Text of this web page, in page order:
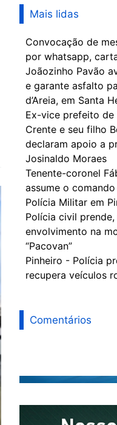
Mais lidas
Convocação de
por whatsapp,
Joãozinho Pavão
e garante asfalto
d’Areia, em Santa
Ex-vice prefeito de
Crente e seu filho
declaram apoio a
Josinaldo Moraes
Tenente-coronel
assume o
Polícia Militar em
Polícia civil
envolvimento na
“Pacovan”
Pinheiro - Polícia
recupera veículos
Comentários